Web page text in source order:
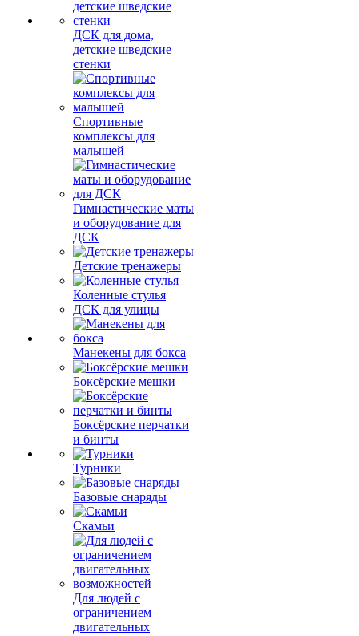
ДСК для дома,
детские шведские
стенки
Спортивные
комплексы для
малышей
Гимнастические маты
и оборудование для
ДСК
Детские тренажеры
Коленные стулья
ДСК для улицы
Манекены для бокса
Боксёрские мешки
Боксёрские перчатки
и бинты
Турники
Базовые снаряды
Скамьи
Для людей с
ограничением
двигательных